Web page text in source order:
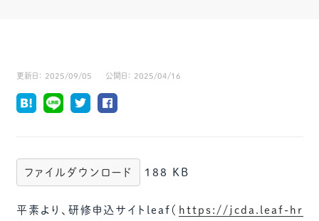
更新日： 2025/09/05 公開日： 2025/04/16
ファイルダウンロード 188 KB
平素より、研修申込サイトleaf（ https://jcda.leaf-hr